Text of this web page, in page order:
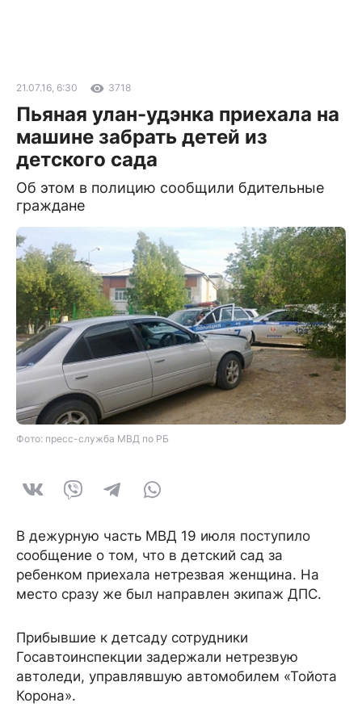
21.07.16, 6:30 3718
Пьяная улан-удэнка приехала на
машине забрать детей из
детского сада
Об этом в полицию сообщили бдительные
граждане
Фото: пресс-служба МВД по РБ
В дежурную часть МВД 19 июля поступило
сообщение о том, что в детский сад за
ребенком приехала нетрезвая женщина. На
место сразу же был направлен экипаж ДПС.
Прибывшие к детсаду сотрудники
Госавтоинспекции задержали нетрезвую
автоледи, управлявшую автомобилем «Тойота
Корона».